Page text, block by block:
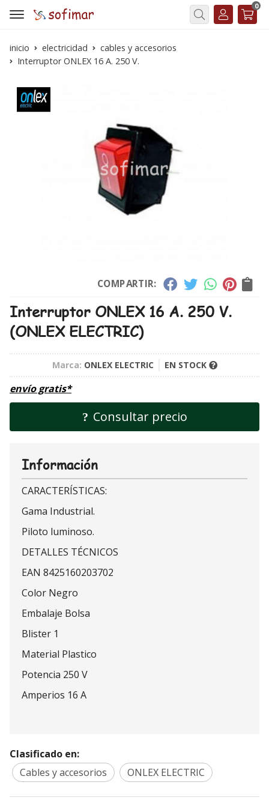
Buscar
0
inicio electricidad
cables y accesorios
Interruptor ONLEX 16 A. 250 V.
COMPARTIR:
Interruptor ONLEX 16 A. 250 V.
(ONLEX ELECTRIC)
Marca: ONLEX ELECTRIC EN STOCK
envío gratis*
Consultar precio
Información
CARACTERÍSTICAS:
Gama Industrial.
Piloto luminoso.
DETALLES TÉCNICOS
EAN 8425160203702
Color Negro
Embalaje Bolsa
Blister 1
Material Plastico
Potencia 250 V
Amperios 16 A
Clasificado en:
Cables y accesorios
ONLEX ELECTRIC